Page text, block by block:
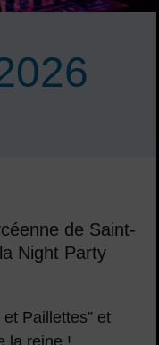
de Saint-
Night Party
Paillettes” et
la reine !